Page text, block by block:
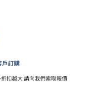
戶訂購
扣越大 請向我們索取報價